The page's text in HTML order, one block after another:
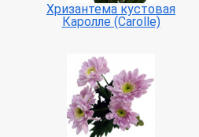
Хризантема кустовая
Каролле (Carolle)